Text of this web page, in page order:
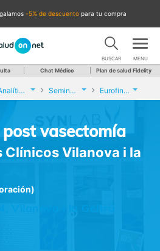
-5% de descuento para tu compra
BUSCAR MENU
Chat Médico Plan de salud Fidelity
Analíticas y Genética Seminograma post vasectomía Eurofins Análisis Clínicos Vilanova i la Geltrú
vasectomía
Clínicos Vilanova i la